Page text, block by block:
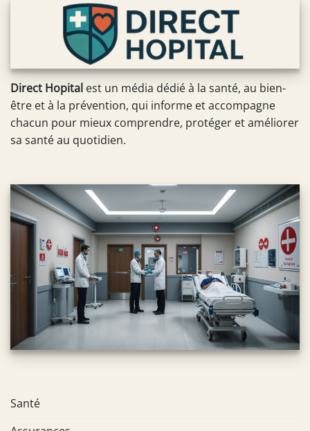
Direct Hopital est un média dédié à la santé, au bien-
être et à la prévention, qui informe et accompagne
chacun pour mieux comprendre, protéger et améliorer
sa santé au quotidien.
Santé